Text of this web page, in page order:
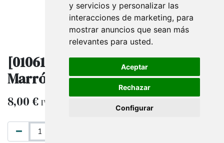
y servicios y personalizar las
interacciones de marketing, para
mostrar anuncios que sean más
relevantes para usted.
Aceptar
Rechazar
Configurar
[010610] Bolsas de Papel kraft
Marrón 32x12x40 Cm 25 Unidades
8,00€ IVA excluido